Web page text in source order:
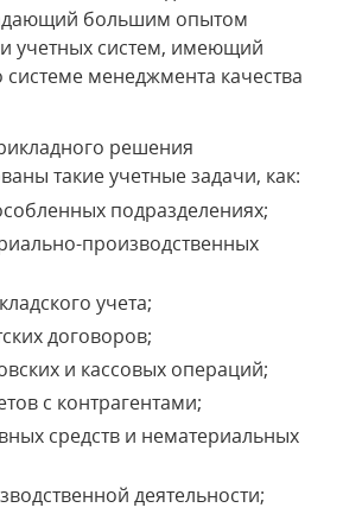
большим опытом
учетных систем, имеющий
системе менеджмента качества
решения
такие учетные задачи, как:
подразделениях;
производственных
учета;
договоров;
и кассовых операций;
с контрагентами;
средств и нематериальных
деятельности;